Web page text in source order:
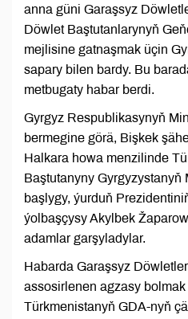
anna güni Garaşsyz
Döwlet Baştutanlarynyň
mejlisine gatnaşmak üçin
sapary bilen bardy. Bu
metbugaty habar berdi.
Gyrgyz Respublikasynyň
bermegine görä, Bişkek
Halkara howa menzilinde
Baştutanyny Gyrgyzystanyň
başlygy, ýurduň
ýolbaşçysy Akylbek
adamlar garşyladylar.
Habarda Garaşsyz
assosirlenen agzasy
Türkmenistanyň GDA-nyň